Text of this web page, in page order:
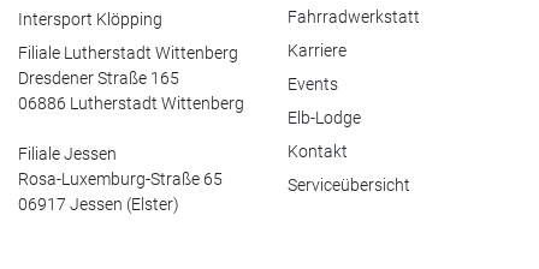
Intersport Klöpping
Filiale Lutherstadt Wittenberg
Dresdener Straße 165
06886 Lutherstadt Wittenberg
Filiale Jessen
Rosa-Luxemburg-Straße 65
06917 Jessen (Elster)
Fahrradwerkstatt
Karriere
Events
Elb-Lodge
Kontakt
Serviceübersicht